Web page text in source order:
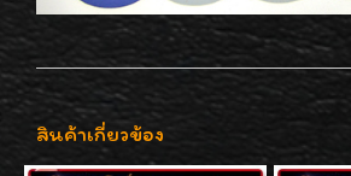
สินค้าเกี่ยวข้อง